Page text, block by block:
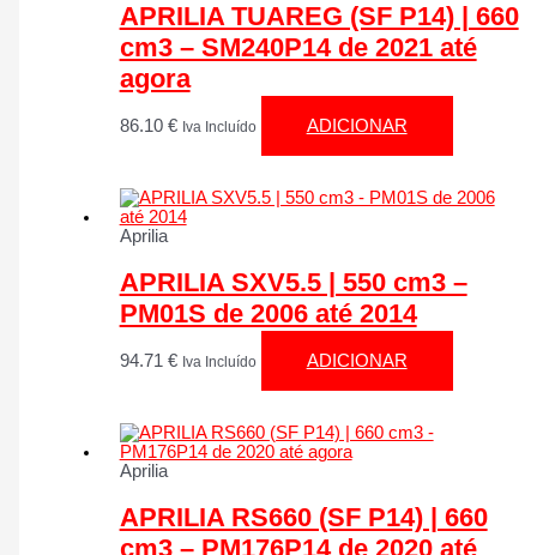
APRILIA TUAREG (SF P14) | 660
cm3 – SM240P14 de 2021 até
agora
86.10 € Iva Incluído ADICIONAR
Aprilia
APRILIA SXV5.5 | 550 cm3 –
PM01S de 2006 até 2014
94.71 € Iva Incluído ADICIONAR
Aprilia
APRILIA RS660 (SF P14) | 660
cm3 – PM176P14 de 2020 até